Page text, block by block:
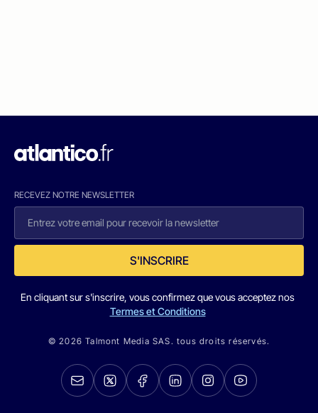
RECEVEZ NOTRE NEWSLETTER
S'INSCRIRE
En cliquant sur s'inscrire, vous confirmez que vous acceptez nos
Termes et Conditions
© 2026 Talmont Media SAS. tous droits réservés.